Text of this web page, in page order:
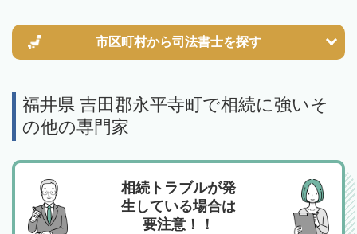
市区町村から司法書士を探す
福井県 吉田郡永平寺町で相続に強いそ
の他の専門家
相続トラブルが発
生している場合は
要注意！！